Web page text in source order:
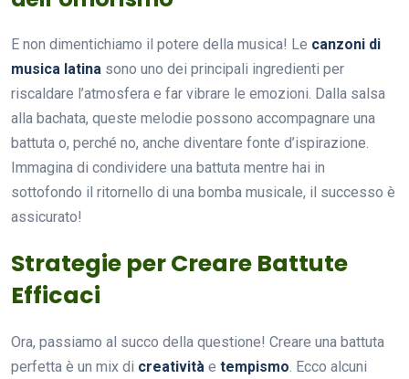
E non dimentichiamo il potere della musica! Le canzoni di
musica latina sono uno dei principali ingredienti per
riscaldare l’atmosfera e far vibrare le emozioni. Dalla salsa
alla bachata, queste melodie possono accompagnare una
battuta o, perché no, anche diventare fonte d’ispirazione.
Immagina di condividere una battuta mentre hai in
sottofondo il ritornello di una bomba musicale, il successo è
assicurato!
Strategie per Creare Battute
Efficaci
Ora, passiamo al succo della questione! Creare una battuta
perfetta è un mix di creatività e tempismo. Ecco alcuni